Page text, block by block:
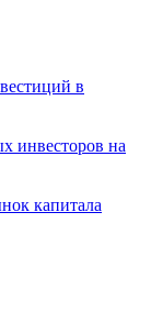
в
инвесторов на
капитала